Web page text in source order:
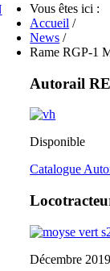
Vous êtes ici :
Accueil /
News /
Rame RGP-1
Autorail
Disponible
Catalogue
Décembre 2019